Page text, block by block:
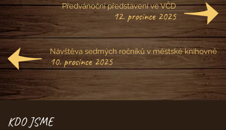
Předvánoční představení ve VČD
12. prosince 2025
Návštěva sedmých ročníků v městské knihovně
10. prosince 2025
KDO JSME